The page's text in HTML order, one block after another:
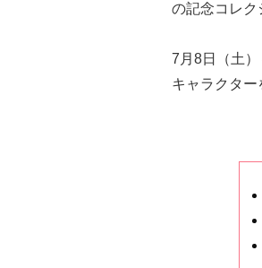
の記念コレク
7月8日（土
キャラクター